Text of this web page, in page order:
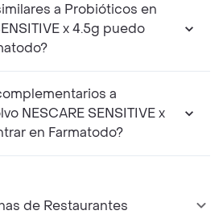
a Probióticos en
x 4.5g puedo
a
NESCARE SENSITIVE x
en Farmatodo?
de Restaurantes